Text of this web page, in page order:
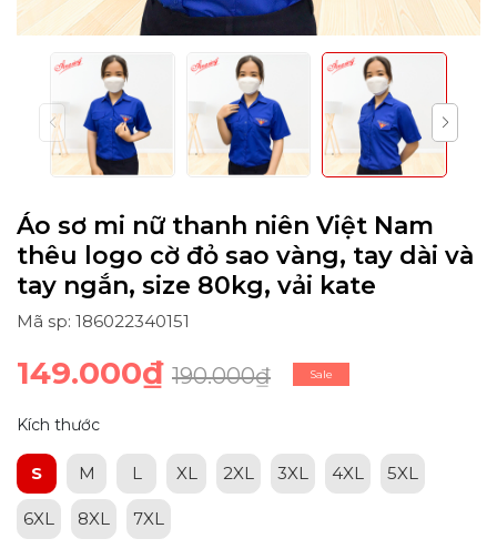
Áo sơ mi nữ thanh niên Việt Nam
thêu logo cờ đỏ sao vàng, tay dài và
tay ngắn, size 80kg, vải kate
Mã sp: 186022340151
149.000₫ 190.000₫ Sale
Kích thước
S M L XL 2XL 3XL 4XL 5XL
6XL 8XL 7XL